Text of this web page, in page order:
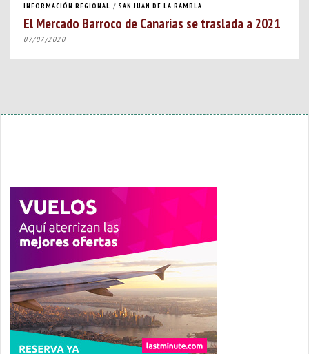
INFORMACIÓN REGIONAL / SAN JUAN DE LA RAMBLA
El Mercado Barroco de Canarias se traslada a 2021
07/07/2020